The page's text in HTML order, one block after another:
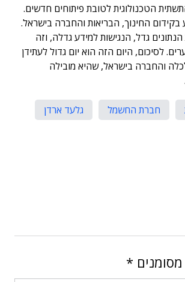
הטכנולוגית לטובת פיתוחים חדשים.
בקידום החינוך, הבריאות והחברה בישראל.
גדל, הנגישות למידע גדלה, וזה
לסיכום, היום הזה הוא יום גדול לעתידן
והחברה בישראל, שהיא מובילה
חברת החשמל
גלעד ארדן
*